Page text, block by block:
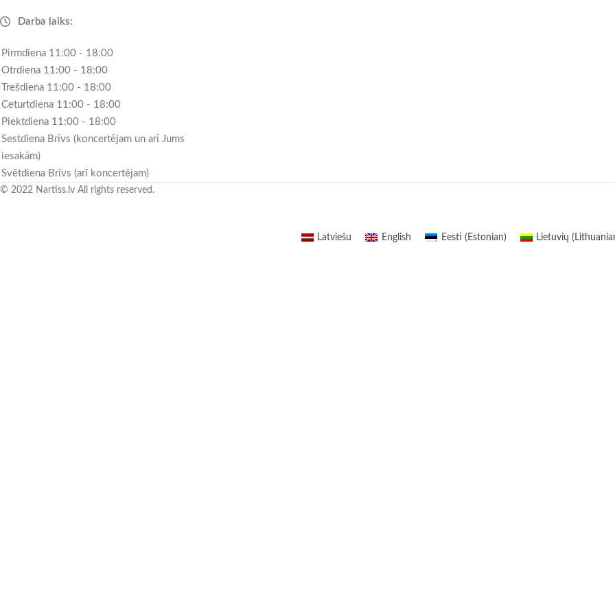
Darba laiks:
Pirmdiena 11:00 - 18:00
Otrdiena 11:00 - 18:00
Trešdiena 11:00 - 18:00
Ceturtdiena 11:00 - 18:00
Piektdiena 11:00 - 18:00
Sestdiena Brīvs (koncertējam un arī Jums
iesakām)
Svētdiena Brīvs (arī koncertējam)
© 2022 Nartiss.lv All rights reserved.
Latviešu English Eesti ( Estonian) Lietuvių (